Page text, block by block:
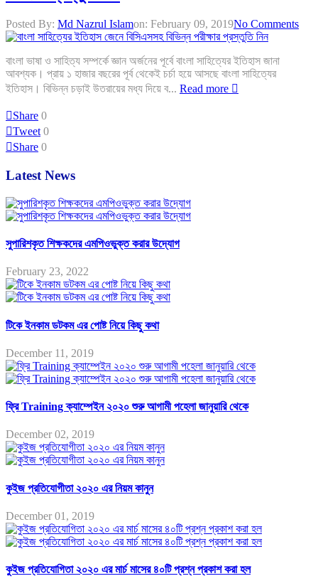
Posted By: Md Nazrul Islamon: February 09, 2019No Comments
বাংলা ভাষা ও সাহিত্য সম্পর্কে জ্ঞান অর্জনের পূর্বে বাংলা সাহিত্যের ইতিহাস জানা
আবশ্যক। প্রায় ১ হাজার বছরের পূর্ব থেকেই চর্চা হয়ে আসছে বাংলা সাহিত্যের
ইতিহাস। বিভিন্ন চড়াই উতরায়ের মধ্য দিয়ে ব... Read more
Share 0
Tweet 0
Share 0
Latest News
সুপারিশকৃত শিক্ষকদের এমপিওভুক্ত করার উদ্যোগ
February 23, 2022
টিকে ইনকাম ডটকম এর পোষ্ট নিয়ে কিছু কথা
December 11, 2019
ফ্রি Training ক্যাম্পেইন ২০২০ শুরু আগামী পহেলা জানুয়ারি থেকে
December 02, 2019
কুইজ প্রতিযোগীতা ২০২০ এর নিয়ম কানুন
December 01, 2019
কুইজ প্রতিযোগিতা ২০২০ এর মার্চ মাসের ৪০টি প্রশ্ন প্রকাশ করা হল